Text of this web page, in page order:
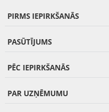
PIRMS IEPIRKŠANĀS
PASŪTĪJUMS
PĒC IEPIRKŠANĀS
PAR UZŅĒMUMU